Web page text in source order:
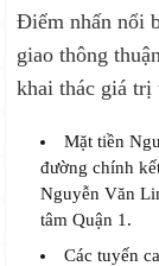
Điểm nhấn nổi
giao thông
khai thác giá trị
Mặt tiền
đường chính
Nguyễn Văn
tâm Quận 1.
Các tuyến